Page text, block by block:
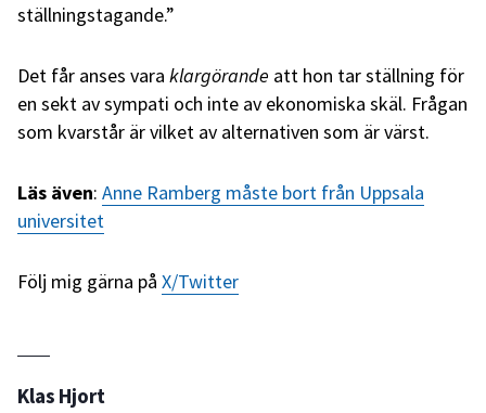
ställningstagande.”
Det får anses vara klargörande att hon tar ställning för
en sekt av sympati och inte av ekonomiska skäl. Frågan
som kvarstår är vilket av alternativen som är värst.
Läs även: Anne Ramberg måste bort från Uppsala
universitet
Följ mig gärna på X/Twitter
Klas Hjort